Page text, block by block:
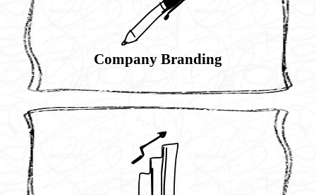
Company Branding